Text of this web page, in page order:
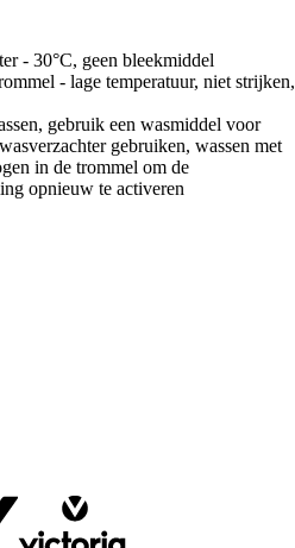
- 30°C, geen bleekmiddel
- lage temperatuur, niet strijken,
gebruik een wasmiddel voor
gebruiken, wassen met
in de trommel om de
opnieuw te activeren